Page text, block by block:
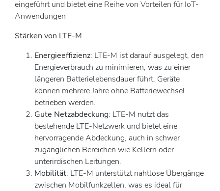
eingeführt und bietet eine Reihe von Vorteilen für IoT-
Anwendungen
Stärken von LTE-M
Energieeffizienz: LTE-M ist darauf ausgelegt, den
Energieverbrauch zu minimieren, was zu einer
längeren Batterielebensdauer führt. Geräte
können mehrere Jahre ohne Batteriewechsel
betrieben werden.
Gute Netzabdeckung: LTE-M nutzt das
bestehende LTE-Netzwerk und bietet eine
hervorragende Abdeckung, auch in schwer
zugänglichen Bereichen wie Kellern oder
unterirdischen Leitungen.
Mobilität: LTE-M unterstützt nahtlose Übergänge
zwischen Mobilfunkzellen, was es ideal für